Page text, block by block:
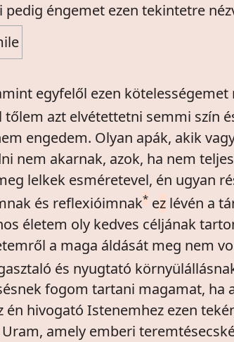
pedig éngemet ezen tekintetre
egyfelől ezen
tőlem azt elvétettetni semmi szín
engedem. Olyan apák, akik
nem akarnak, azok, ha nem
lelkek esméretevel, én ugyan
és reflexióimnak* ez lévén a
életem oly kedves céljának
a maga áldását meg nem
és nyugtató
fogom tartani magamat, ha
én hivogató Istenemhez ezen
amely emberi